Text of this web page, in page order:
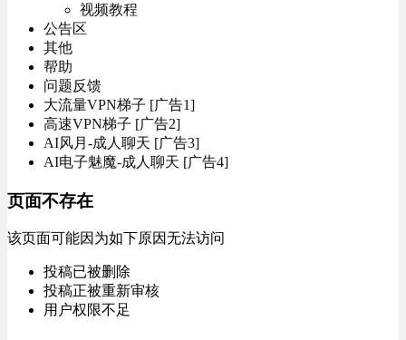
视频教程
公告区
其他
帮助
问题反馈
大流量VPN梯子 [广告1]
高速VPN梯子 [广告2]
AI风月-成人聊天 [广告3]
AI电子魅魔-成人聊天 [广告4]
页面不存在
该页面可能因为如下原因无法访问
投稿已被删除
投稿正被重新审核
用户权限不足